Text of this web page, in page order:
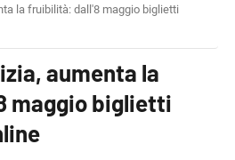
la fruibilità: dall'8 maggio biglietti
aumenta la
maggio biglietti